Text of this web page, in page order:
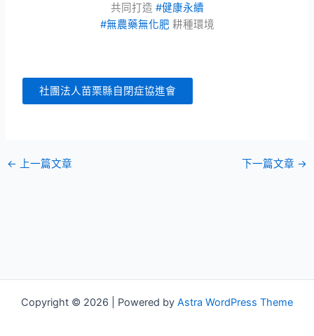
共同打造 #健康永續
#無農藥無化肥 耕種環境
社團法人苗栗縣自閉症協進會
← 上一篇文章 下一篇文章 →
Copyright © 2026 | Powered by Astra WordPress Theme